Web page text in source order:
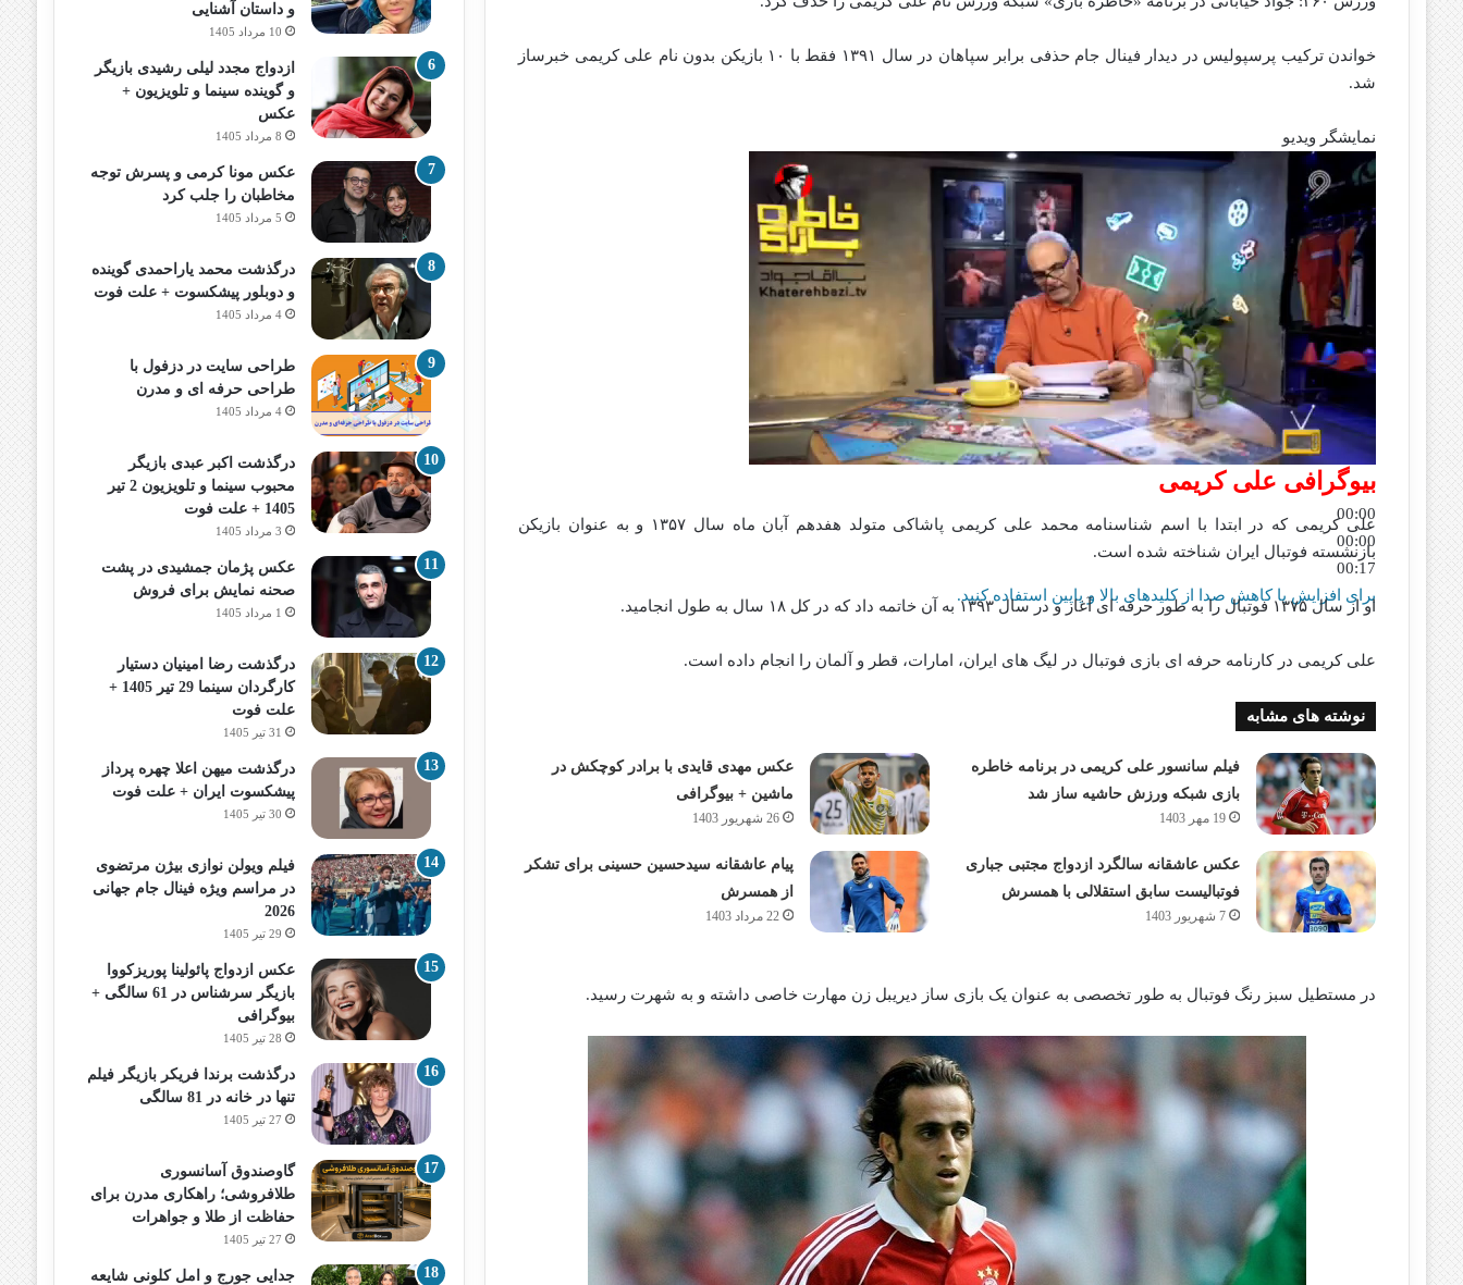
خواندن‌ ترکیب پرسپولیس در دیدار فینال جام حذفی برابر سپاهان در سال ۱۳۹۱ فقط با ۱۰ بازیکن بدون نام علی کریمی خبرساز
شد.
نمایشگر ویدیو
00:00
00:00
00:17
برای افزایش یا کاهش صدا از کلیدهای بالا و پایین استفاده کنید.
بیوگرافی علی کریمی
علی کریمی که در ابتدا با اسم شناسنامه محمد علی کریمی پاشاکی متولد هفدهم آبان ماه سال ۱۳۵۷ و به عنوان بازیکن
بازنشسته فوتبال ایران شناخته‌ شده‌ است.
او از سال ۱۳۷۵ فوتبال را به طور حرفه ای آغاز و در سال ۱۳۹۳ به آن خاتمه داد که در کل ۱۸ سال به طول انجامید.
علی کریمی در کارنامه حرفه ای بازی فوتبال در لیگ های ایران، امارات، قطر و آلمان را انجام داده‌ است.
نوشته های مشابه
فیلم سانسور علی کریمی در برنامه خاطره
بازی شبکه ورزش حاشیه ساز شد
19 مهر 1403
عکس مهدی قایدی با برادر کوچکش در
ماشین + بیوگرافی
26 شهریور 1403
عکس عاشقانه سالگرد ازدواج مجتبی جباری
فوتبالیست سابق استقلالی با همسرش
7 شهریور 1403
پیام عاشقانه سیدحسین حسینی برای تشکر
از همسرش
22 مرداد 1403
در مستطیل سبز رنگ فوتبال به طور تخصصی به عنوان یک بازی ساز دیریبل زن مهارت خاصی داشته و به شهرت رسید.
و داستان آشنایی
10 مرداد 1405
ازدواج مجدد لیلی رشیدی بازیگر
و گوینده سینما و تلویزیون +
عکس
8 مرداد 1405
عکس مونا کرمی و پسرش توجه
مخاطبان را جلب کرد
5 مرداد 1405
درگذشت محمد یاراحمدی گوینده
و دوبلور پیشکسوت + علت فوت
4 مرداد 1405
طراحی سایت در دزفول با
طراحی حرفه‌ ای و مدرن
4 مرداد 1405
درگذشت اکبر عبدی بازیگر
محبوب سینما و تلویزیون 2 تیر
1405 + علت فوت
3 مرداد 1405
عکس پژمان جمشیدی در پشت
صحنه نمایش برای فروش
1 مرداد 1405
درگذشت رضا امینیان دستیار
کارگردان سینما 29 تیر 1405 +
علت فوت
31 تیر 1405
درگذشت میهن اعلا چهره پرداز
پیشکسوت ایران + علت فوت
30 تیر 1405
فیلم ویولن نوازی بیژن مرتضوی
در مراسم ویژه فینال جام جهانی
2026
29 تیر 1405
عکس ازدواج پائولینا پوریزکووا
بازیگر سرشناس در 61 سالگی +
بیوگرافی
28 تیر 1405
درگذشت برندا فریکر بازیگر فیلم
تنها در خانه در 81 سالگی
27 تیر 1405
گاوصندوق آسانسوری
طلافروشی؛ راهکاری مدرن برای
حفاظت از طلا و جواهرات
27 تیر 1405
جدایی جورج و امل کلونی شایعه